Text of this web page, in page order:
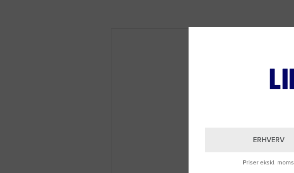
ERHVERV
Priser ekskl. moms